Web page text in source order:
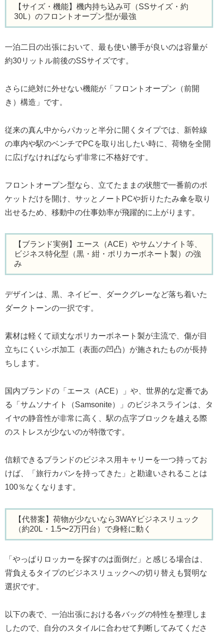
【サイズ・機能】機内持ち込み可（SSサイズ・約
30L）のフロントオープン型が最強
一泊二日の出張において、最も使い勝手が良いのは容量が
約30リットル前後のSSサイズです。
さらに絶対に外せない機能が「フロントオープン（前開
き）構造」です。
従来の真ん中からパカッと半分に開くタイプでは、新幹線
の車内や駅のベンチでPCを取り出したい時に、荷物を全開
に広げなければならず非常に不格好です。
フロントオープン型なら、立てたままの状態で一番前のポ
ケットだけを開け、サッとノートPCや折りたたみ傘を取り
出せるため、移動中の仕事効率が飛躍的に上がります。
【ブランド実例】エース（ACE）やサムソナイト等、
ビジネス特化型（黒・紺・ポリカーボネート製）の強
み
デザインは、黒、ネイビー、ダークグレーなど落ち着いた
ダークトーンの一択です。
素材は軽くて頑丈なポリカーボネート製が主流で、傷が目
立ちにくいシボ加工（表面の凹凸）が施されたものが長持
ちします。
国内ブランドの「エース（ACE）」や、世界的な定番であ
る「サムソナイト（Samsonite）」のビジネスラインは、タ
イヤの静音性が非常に高く、駅の点字ブロックを越える際
のストレスが少ないのが特徴です。
信頼できるブランドのビジネス用キャリーを一つ持ってお
けば、「旅行カバンを持ってきた」と勘違いされることは
100％なくなります。
【代替案】荷物が少ないなら3WAYビジネスリュック
（約20L・1.5〜2万円台）で身軽に動く
「やっぱりロッカーを探すのは面倒だ」と感じる場合は、
背負えるタイプのビジネスリュックへの切り替えも賢明な
選択です。
以下の表で、一泊出張における各バッグの特性を整理しま
したので、自分のスタイルに合わせて判断してみてくださ